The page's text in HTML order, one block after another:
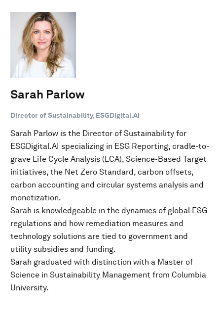
Sarah Parlow
Director of Sustainability, ESGDigital.Ai
Sarah Parlow is the Director of Sustainability for
ESGDigital.AI specializing in ESG Reporting, cradle-to-
grave Life Cycle Analysis (LCA), Science-Based Target
initiatives, the Net Zero Standard, carbon offsets,
carbon accounting and circular systems analysis and
monetization.
Sarah is knowledgeable in the dynamics of global ESG
regulations and how remediation measures and
technology solutions are tied to government and
utility subsidies and funding.
Sarah graduated with distinction with a Master of
Science in Sustainability Management from Columbia
University.